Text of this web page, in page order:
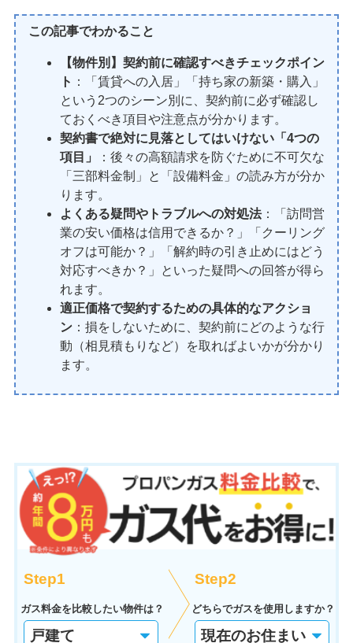
この記事でわかること
【物件別】契約前に確認すべきチェックポイン
ト ：「賃貸への入居」「持ち家の新築・購入」
という2つのシーン別に、契約前に必ず確認し
ておくべき項目や注意点が分かります。
契約書で絶対に見落としてはいけない「4つの
項目」
：後々の高額請求を防ぐために不可欠な
「三部料金制」と「設備料金」の読み方が分か
ります。
よくある疑問やトラブルへの対処法：「訪問営
業の安い価格は信用できるか？」「クーリング
オフは可能か？」「解約時の引き止めにはどう
対応すべきか？」といった疑問への回答が得ら
れます。
適正価格で契約するための具体的なアクショ
ン：損をしないために、契約前にどのような行
動（相見積もりなど）を取ればよいかが分かり
ます。
Step1
ガス料金を比較したい物件は？
Step2
どちらでガスを使用しますか？